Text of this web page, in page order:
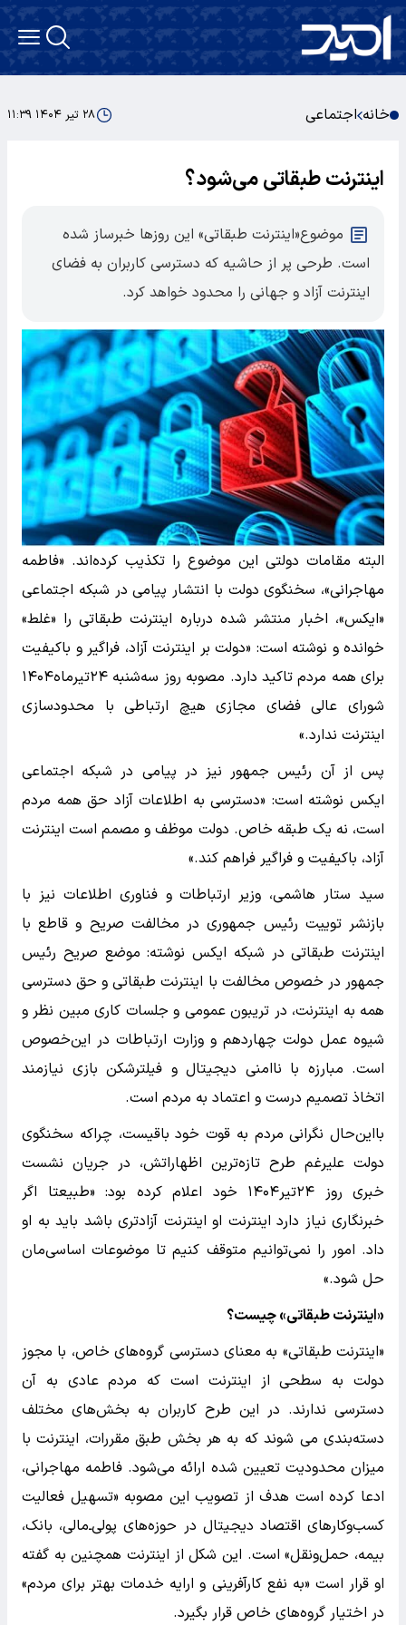
خانه اجتماعی ۲۸ تیر ۱۴۰۴ ۱۱:۳۹
اینترنت طبقاتی می‌شود؟
موضوع«اینترنت طبقاتی» این روزها خبرساز شده
است. طرحی پر از حاشیه که دسترسی کاربران به فضای
اینترنت آزاد و جهانی را محدود خواهد کرد.
البته مقامات دولتی این موضوع را تکذیب کرده‌اند. «فاطمه
مهاجرانی»، سخنگوی دولت با انتشار پیامی در شبکه اجتماعی
«ایکس»، اخبار منتشر شده درباره اینترنت طبقاتی را «غلط»
خوانده و نوشته است: «دولت بر اینترنت آزاد، فراگیر و باکیفیت
برای همه مردم تاکید دارد. مصوبه روز سه‌شنبه ۲۴تیرماه۱۴۰۴
شورای عالی فضای مجازی هیچ ارتباطی با محدودسازی
اینترنت ندارد.»
پس از آن رئیس جمهور نیز در پیامی در شبکه اجتماعی
ایکس نوشته است: «دسترسی به اطلاعات آزاد حق همه مردم
است، نه یک طبقه خاص. دولت موظف و مصمم است اینترنت
آزاد، باکیفیت و فراگیر فراهم کند.»
سید ستار هاشمی، وزیر ارتباطات و فناوری اطلاعات نیز با
بازنشر توییت رئیس جمهوری در مخالفت صریح و قاطع با
اینترنت طبقاتی در شبکه ایکس نوشته: موضع صریح رئیس
جمهور در خصوص مخالفت با اینترنت طبقاتی و ‎حق دسترسی
همه به اینترنت، در تریبون عمومی و جلسات کاری مبین نظر و
شیوه‌ عمل دولت چهاردهم و وزارت ارتباطات در این‌خصوص
است. مبارزه با ناامنی دیجیتال و فیلترشکن بازی نیازمند
اتخاذ تصمیم درست و اعتماد به مردم است.
با‌این‌حال نگرانی مردم به قوت خود باقیست، چراکه سخنگوی
دولت علیرغم طرح تازه‌ترین اظهاراتش، در جریان نشست
خبری روز ۲۴تیر۱۴۰۴ خود اعلام کرده بود: «طبیعتا اگر
خبرنگاری نیاز دارد اینترنت او اینترنت آزادتری باشد باید به او
داد. امور را نمی‌توانیم متوقف کنیم تا موضوعات اساسی‌مان
حل شود.»
«اینترنت طبقاتی» چیست؟
«اینترنت طبقاتی» به معنای دسترسی گروه‌های خاص، با مجوز
دولت به سطحی از اینترنت است که مردم عادی به آن
دسترسی ندارند. در این طرح کاربران به بخش‌های مختلف
دسته‌بندی می شوند که به هر بخش طبق مقررات، اینترنت با
میزان محدودیت تعیین شده ارائه می‌شود. فاطمه مهاجرانی،
ادعا کرده است هدف از تصویب این مصوبه «تسهیل فعالیت
کسب‌وکارهای اقتصاد دیجیتال در حوزه‌های پولی‌ـ‌مالی، بانک،
بیمه، حمل‌ونقل» است. این شکل از اینترنت همچنین به گفته
او قرار است «به نفع کارآفرینی و ارایه خدمات بهتر برای مردم»
در اختیار گروه‌های خاص قرار بگیرد.